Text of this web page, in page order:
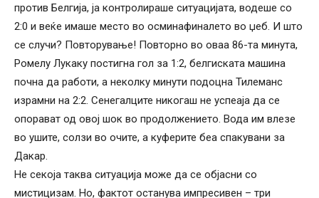
против Белгија, ја контролираше ситуацијата, водеше со
2:0 и веќе имаше место во осминафиналето во џеб. И што
се случи? Повторување! Повторно во оваа 86-та минута,
Ромелу Лукаку постигна гол за 1:2, белгиската машина
почна да работи, а неколку минути подоцна Тилеманс
израмни на 2:2. Сенегалците никогаш не успеаја да се
опорават од овој шок во продолжението. Вода им влезе
во ушите, солзи во очите, а куферите беа спакувани за
Дакар.
Не секоја таква ситуација може да се објасни со
мистицизам. Но, фактот останува импресивен – три